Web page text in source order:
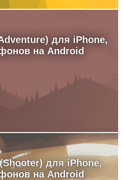
для iPhone,
на Android
для iPhone,
на Android